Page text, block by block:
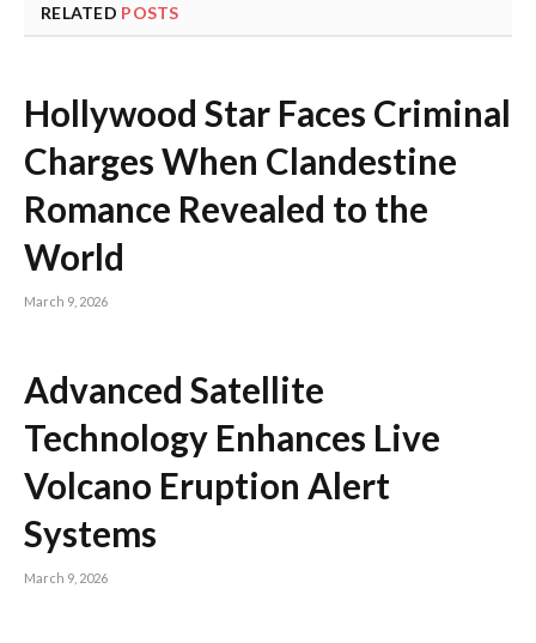
RELATED POSTS
Hollywood Star Faces Criminal
Charges When Clandestine
Romance Revealed to the
World
March 9, 2026
Advanced Satellite
Technology Enhances Live
Volcano Eruption Alert
Systems
March 9, 2026